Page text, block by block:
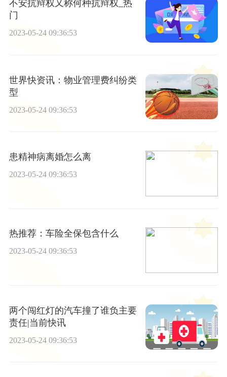
不安抗辩权又称何种抗辩权_热
门
2023-05-24 09:36:53
世界快资讯：物业管理费纠纷类
型
2023-05-24 09:36:53
患精神病离婚怎么离
2023-05-24 09:36:53
热推荐：车险全保包含什么
2023-05-24 09:36:53
两个闯红灯的汽车撞了谁负主要
责任|当前快讯
2023-05-24 09:36:53